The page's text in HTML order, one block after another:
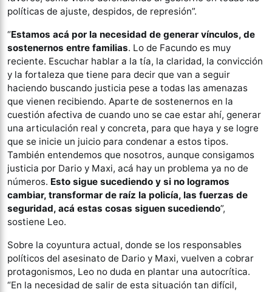
políticas de ajuste, despidos, de represión”.
“Estamos acá por la necesidad de generar vínculos, de
sostenernos entre familias. Lo de Facundo es muy
reciente. Escuchar hablar a la tía, la claridad, la convicción
y la fortaleza que tiene para decir que van a seguir
haciendo buscando justicia pese a todas las amenazas
que vienen recibiendo. Aparte de sostenernos en la
cuestión afectiva de cuando uno se cae estar ahí, generar
una articulación real y concreta, para que haya y se logre
que se inicie un juicio para condenar a estos tipos.
También entendemos que nosotros, aunque consigamos
justicia por Dario y Maxi, acá hay un problema ya no de
números. Esto sigue sucediendo y si no logramos
cambiar, transformar de raíz la policía, las fuerzas de
seguridad, acá estas cosas siguen sucediendo”,
sostiene Leo.
Sobre la coyuntura actual, donde se los responsables
políticos del asesinato de Dario y Maxi, vuelven a cobrar
protagonismos, Leo no duda en plantar una autocrítica.
“En la necesidad de salir de esta situación tan difícil,